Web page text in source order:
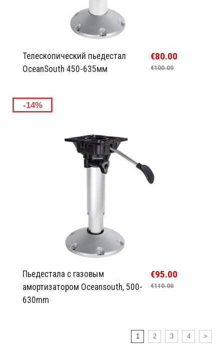
Телескопический пьедестал
OceanSouth 450-635мм
€80.00
€100.00
-14%
Пьедестала с газовым
амортизатором Oceansouth, 500-
630mm
€95.00
€110.00
1 2 3 4 >